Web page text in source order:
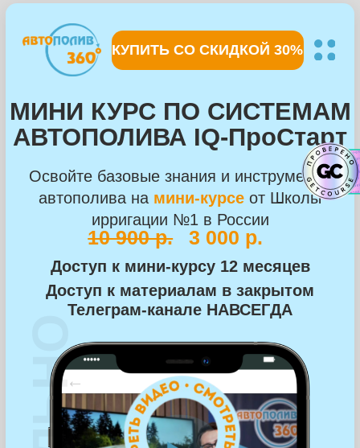
МИНИ КУРС ПО СИСТЕМАМ
АВТОПОЛИВА IQ-ПроСтарт
автополива намини-курсеот Школы
Доступ к материалам в закрытом
Телеграм-канале НАВСЕГДА
АКТУАЛЬНО
КУПИТЬ СО СКИДКОЙ 30%
10 900 р. 3 000 р.
КУПИТЬ СО СКИДКОЙ 70%